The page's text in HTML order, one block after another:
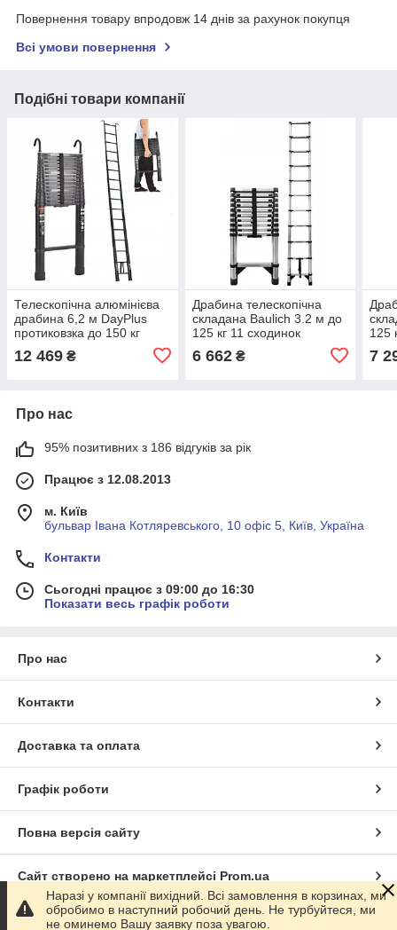
Повернення товару впродовж 14 днів за рахунок покупця
Всі умови повернення
Подібні товари компанії
Телескопічна алюмінієва
драбина 6,2 м DayPlus
протиковзка до 150 кг
12 469 ₴
Драбина телескопічна
складана Baulich 3.2 м до
125 кг 11 сходинок
6 662₴
125
7
Про нас
95% позитивних з 186 відгуків за рік
Працює з 12.08.2013
м. Київ
бульвар Івана Котляревського, 10 офіс 5, Київ, Україна
Контакти
Сьогодні працює з 09:00 до 16:30
Показати весь графік роботи
Про нас
Контакти
Доставка та оплата
Графік роботи
Повна версія сайту
Сайт створено на маркетплейсі Prom.ua
Політика конфіденційності
Наразі у компанії вихідний. Всі замовлення в корзинах, ми
обробимо в наступний робочий день. Не турбуйтеся, ми
не оминемо Вашу заявку поза увагою.